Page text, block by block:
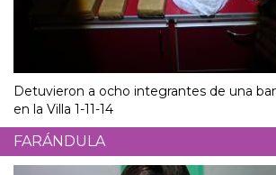
Detuvieron a ocho integrantes de una
en la Villa 1-11-14
FARÁNDULA